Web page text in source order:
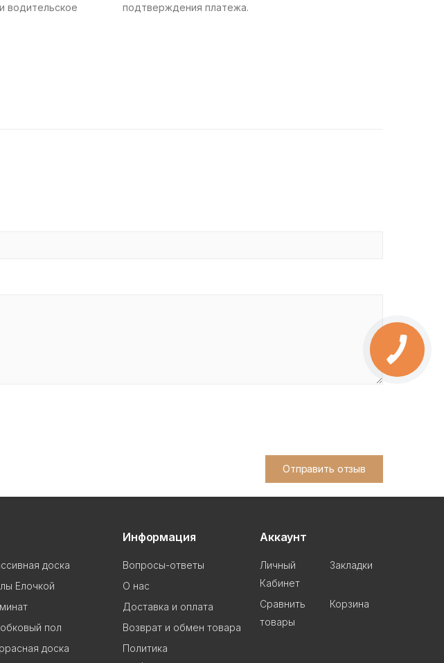
водительское
подтверждения платежа.
Отправить отзыв
доска
Елочкой
пол
доска
Информация
Вопросы-ответы
О нас
Доставка и оплата
Возврат и обмен товара
Политика
Аккаунт
Личный
Кабинет
Закладки
Сравнить
товары
Корзина